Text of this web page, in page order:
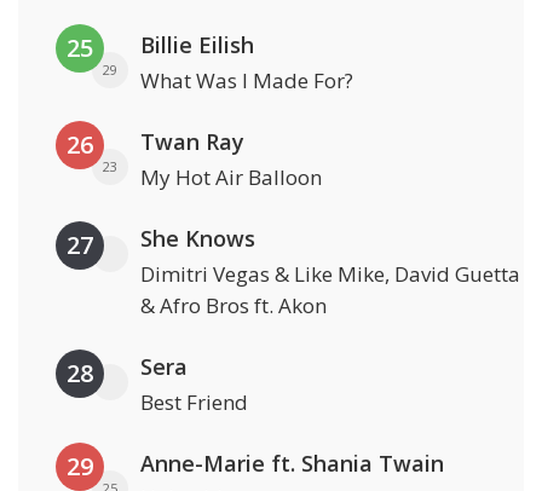
25
29
Billie Eilish
What Was I Made For?
26
23
Twan Ray
My Hot Air Balloon
27 She Knows
Dimitri Vegas & Like Mike, David Guetta
& Afro Bros ft. Akon
28 Sera
Best Friend
29 Anne-Marie ft. Shania Twain